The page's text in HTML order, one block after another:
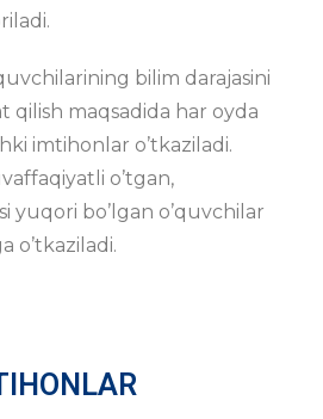
bilim darajasini
qilish maqsadida har oyda
imtihonlar o’tkaziladi.
o’tgan,
yuqori bo’lgan o’quvchilar
o’tkaziladi.